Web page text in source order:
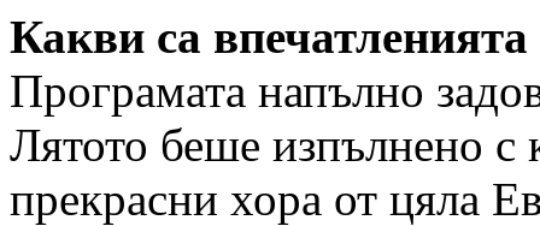
Какви са
Програмата напълно
Лятото беше изпълнено
прекрасни хора от цяла